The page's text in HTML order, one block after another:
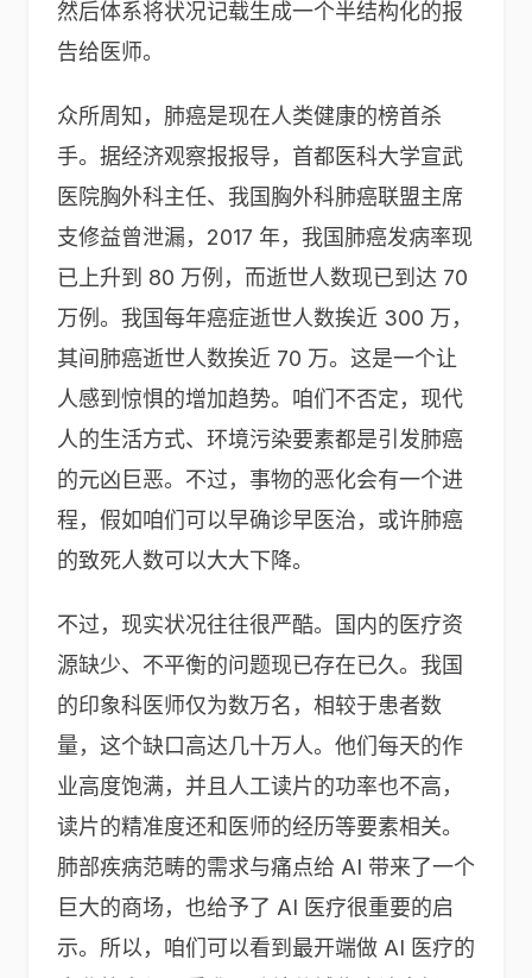
然后体系将状况记载生成一个半结构化的报
告给医师。
众所周知，肺癌是现在人类健康的榜首杀
手。据经济观察报报导，首都医科大学宣武
医院胸外科主任、我国胸外科肺癌联盟主席
支修益曾泄漏，2017 年，我国肺癌发病率现
已上升到 80 万例，而逝世人数现已到达 70
万例。我国每年癌症逝世人数挨近 300 万，
其间肺癌逝世人数挨近 70 万。这是一个让
人感到惊惧的增加趋势。咱们不否定，现代
人的生活方式、环境污染要素都是引发肺癌
的元凶巨恶。不过，事物的恶化会有一个进
程，假如咱们可以早确诊早医治，或许肺癌
的致死人数可以大大下降。
不过，现实状况往往很严酷。国内的医疗资
源缺少、不平衡的问题现已存在已久。我国
的印象科医师仅为数万名，相较于患者数
量，这个缺口高达几十万人。他们每天的作
业高度饱满，并且人工读片的功率也不高，
读片的精准度还和医师的经历等要素相关。
肺部疾病范畴的需求与痛点给 AI 带来了一个
巨大的商场，也给予了 AI 医疗很重要的启
示。所以，咱们可以看到最开端做 AI 医疗的